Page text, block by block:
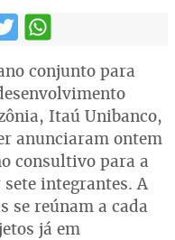
conjunto para
Itaú Unibanco,
anunciaram ontem
consultivo para a
integrantes. A
se reúnam a cada
já em